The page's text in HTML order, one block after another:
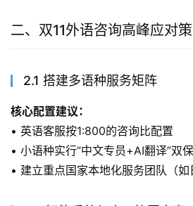
二、双11外语咨询高峰应对
2.1 搭建多语种服务矩阵
核心配置建议：
• 英语客服按1:800的咨询比配置
• 小语种实行”中文专员+AI翻译”双
• 建立重点国家本地化服务团队（如